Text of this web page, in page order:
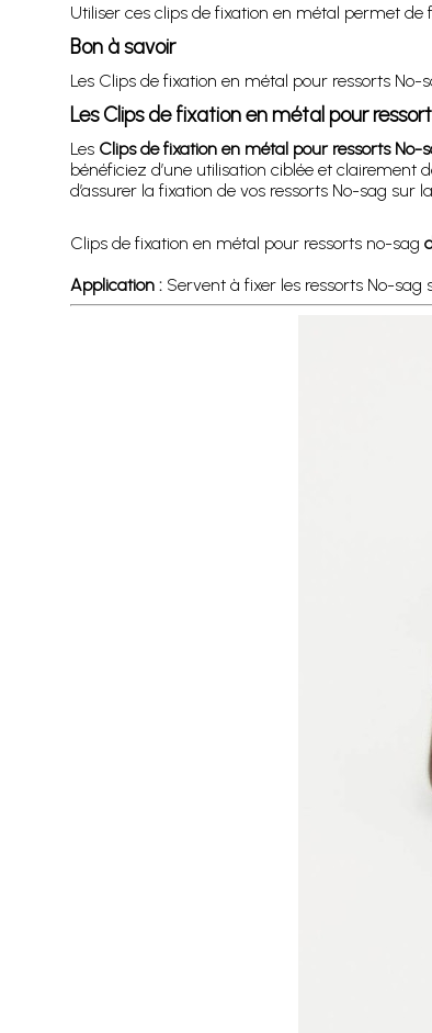
Utiliser ces clips de fixation en métal permet de
Bon à savoir
Les Clips de fixation en métal pour ressorts
Les Clips de fixation en métal pour
Les Clips de fixation en métal pour ressorts No-
bénéficiez d’une utilisation ciblée et clairement
d’assurer la fixation de vos ressorts No-sag sur
Clips de fixation en métal pour ressorts no-sag
Application :Servent à fixer les ressorts No-sag